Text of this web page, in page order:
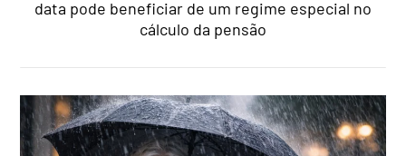
data pode beneficiar de um regime especial no
cálculo da pensão